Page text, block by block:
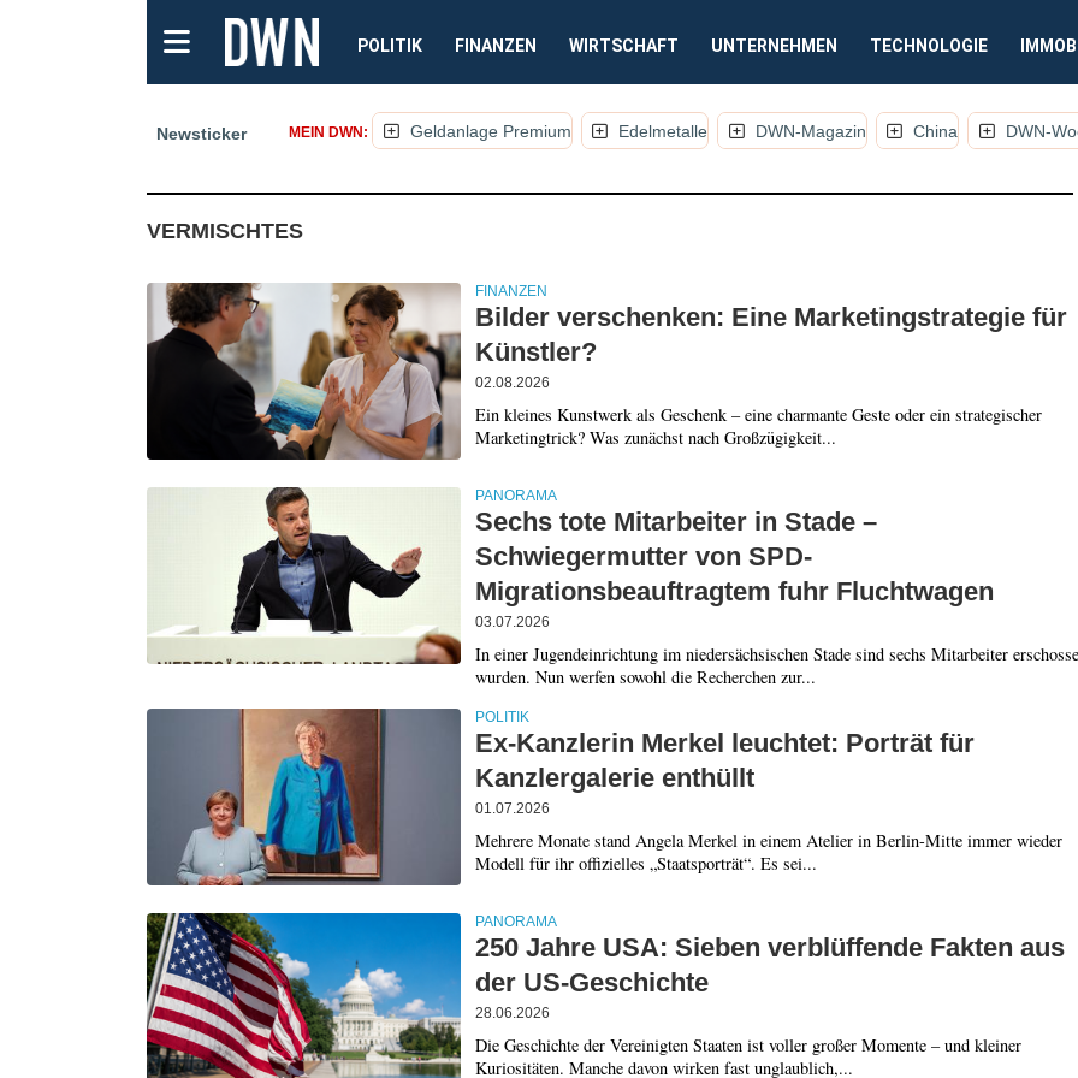
POLITIK FINANZEN WIRTSCHAFT UNTERNEHMEN TECHNOLOGIE
Newsticker MEIN DWN: Geldanlage Premium Edelmetalle DWN-Magazin China DWN-
VERMISCHTES(NACHRICHTEN, ARTIKEL, KOMMENTARE UND ANALYSEN)
FINANZEN
Bilder verschenken: Eine Marketingstrategie für
Künstler?
02.08.2026
Ein kleines Kunstwerk als Geschenk – eine charmante Geste oder ein strategischer
Marketingtrick? Was zunächst nach Großzügigkeit...
PANORAMA
Sechs tote Mitarbeiter in Stade –
Schwiegermutter von SPD-
Migrationsbeauftragtem fuhr Fluchtwagen
03.07.2026
In einer Jugendeinrichtung im niedersächsischen Stade sind sechs Mitarbeiter
wurden. Nun werfen sowohl die Recherchen zur...
POLITIK
Ex-Kanzlerin Merkel leuchtet: Porträt für
Kanzlergalerie enthüllt
01.07.2026
Mehrere Monate stand Angela Merkel in einem Atelier in Berlin-Mitte immer wieder
Modell für ihr offizielles „Staatsporträt“. Es sei...
PANORAMA
250 Jahre USA: Sieben verblüffende Fakten aus
der US-Geschichte
28.06.2026
Die Geschichte der Vereinigten Staaten ist voller großer Momente – und kleiner
Kuriositäten. Manche davon wirken fast unglaublich,...